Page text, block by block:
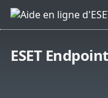
ESET